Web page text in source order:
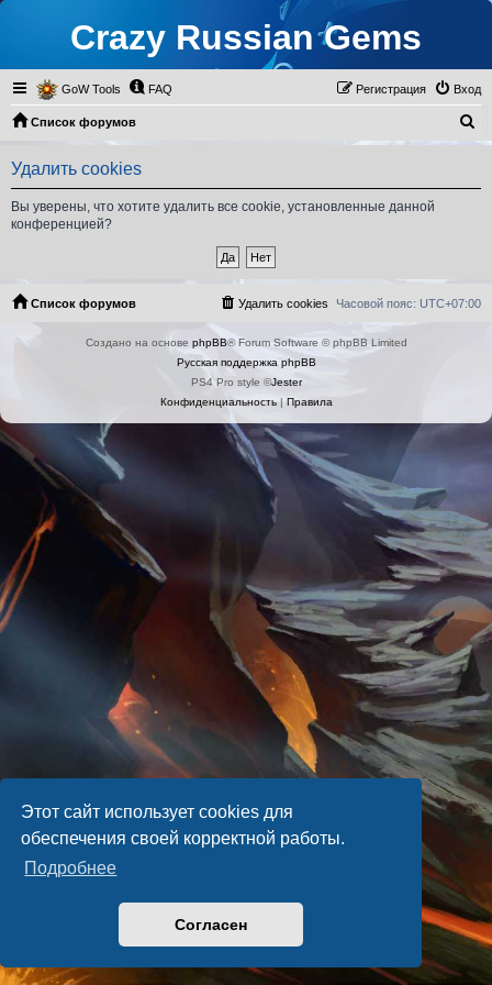
Этот сайт использует cookies для
обеспечения своей корректной работы.
Подробнее
Согласен
Crazy Russian Gems
GoW Tools FAQ Вход
Регистрация
Список форумов
о
Удалить cookies
Вы уверены, что хотите удалить все cookie, установленные данной
конференцией?
Список форумов Часовой пояс: UTC+07:00
Удалить cookies
Создано на основе phpBB® Forum Software © phpBB Limited
Русская поддержка phpBB
PS4 Pro style ©Jester
Конфиденциальность| Правила